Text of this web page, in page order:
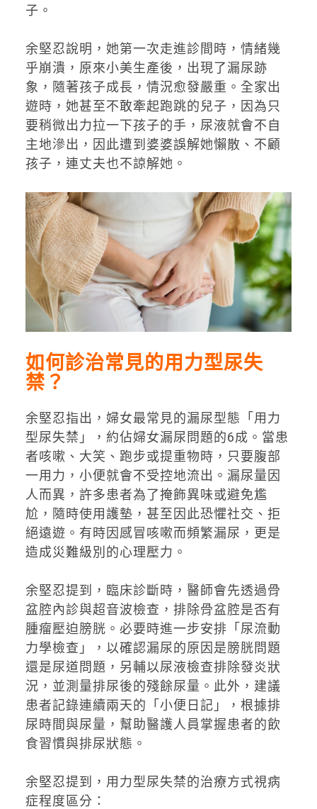
子。
余堅忍說明，她第一次走進診間時，情緒幾
乎崩潰，原來小美生產後，出現了漏尿跡
象，隨著孩子成長，情況愈發嚴重。全家出
遊時，她甚至不敢牽起跑跳的兒子，因為只
要稍微出力拉一下孩子的手，尿液就會不自
主地滲出，因此遭到婆婆誤解她懶散、不顧
孩子，連丈夫也不諒解她。
如何診治常見的用力型尿失
禁？
余堅忍指出，婦女最常見的漏尿型態「用力
型尿失禁」，約佔婦女漏尿問題的6成。當患
者咳嗽、大笑、跑步或提重物時，只要腹部
一用力，小便就會不受控地流出。漏尿量因
人而異，許多患者為了掩飾異味或避免尷
尬，隨時使用護墊，甚至因此恐懼社交、拒
絕遠遊。有時因感冒咳嗽而頻繁漏尿，更是
造成災難級別的心理壓力。
余堅忍提到，臨床診斷時，醫師會先透過骨
盆腔內診與超音波檢查，排除骨盆腔是否有
腫瘤壓迫膀胱。必要時進一步安排「尿流動
力學檢查」，以確認漏尿的原因是膀胱問題
還是尿道問題，另輔以尿液檢查排除發炎狀
況，並測量排尿後的殘餘尿量。此外，建議
患者記錄連續兩天的「小便日記」，根據排
尿時間與尿量，幫助醫護人員掌握患者的飲
食習慣與排尿狀態。
余堅忍提到，用力型尿失禁的治療方式視病
症程度區分：